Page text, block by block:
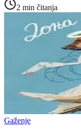
2 min čitanja
Gaženje